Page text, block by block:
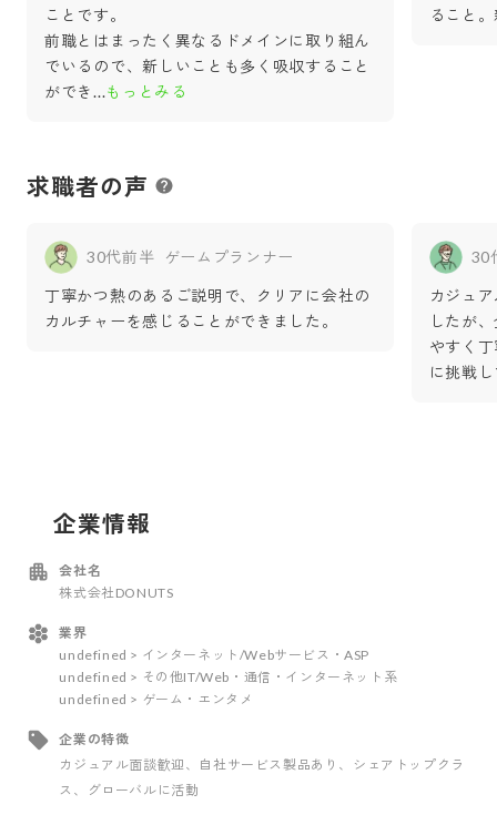
ことです。
前職とはまったく異なるドメインに取り組ん
でいるので、新しいことも多く吸収すること
ができ...もっとみる
ること
求職者の声
30代前半 ゲームプランナー
丁寧かつ熱のあるご説明で、クリアに会社の
カルチャーを感じることができました。
30
カジュ
したが
やすく
に挑戦
企業情報
会社名
株式会社DONUTS
業界
undefined > インターネット/Webサービス・ASP
undefined > その他IT/Web・通信・インターネット系
undefined > ゲーム・エンタメ
企業の特徴
カジュアル面談歓迎 、自社サービス製品あり 、シェアトップクラ
ス 、グローバルに活動